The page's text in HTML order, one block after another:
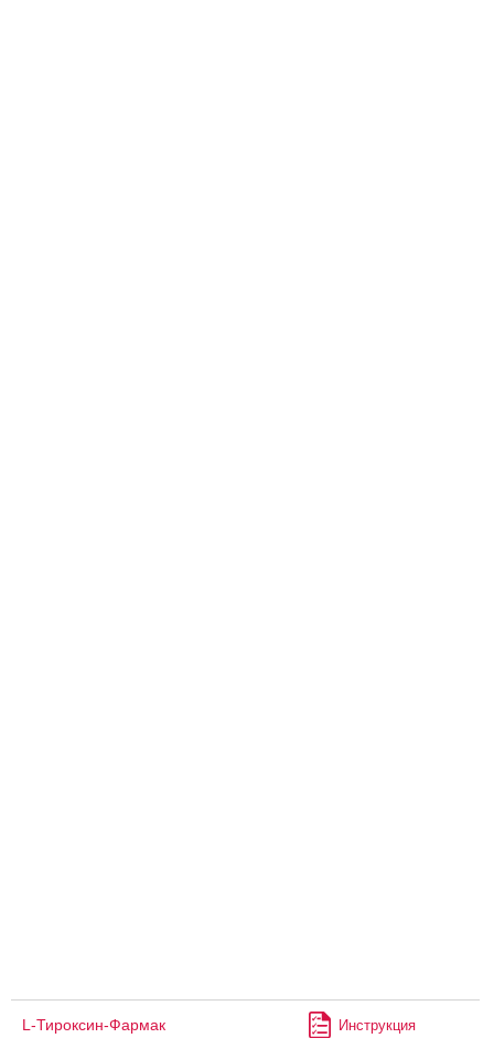
L-Тироксин-Фармак Инструкция